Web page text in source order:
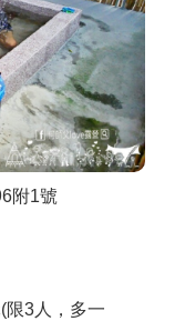
附1號
限3人，多一